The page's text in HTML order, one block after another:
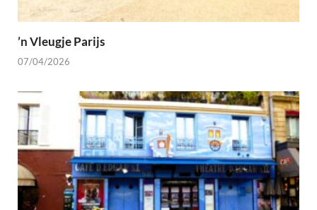
’n Vleugje Parijs
07/04/2026